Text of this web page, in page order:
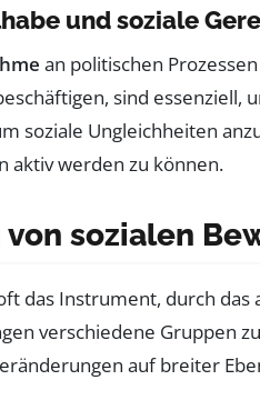
und soziale
an politischen
sind essenziell,
soziale Ungleichheiten
aktiv werden zu können.
sozialen
das Instrument, durch
verschiedene Gruppen
auf breiter